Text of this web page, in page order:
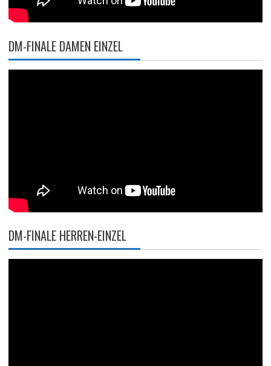
DM-FINALE DAMEN EINZEL
DM-FINALE HERREN-EINZEL